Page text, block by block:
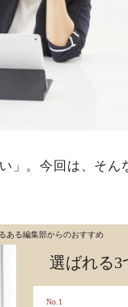
」。今回は、そん
ある編集部からのおすすめ
選ばれる3
No.1